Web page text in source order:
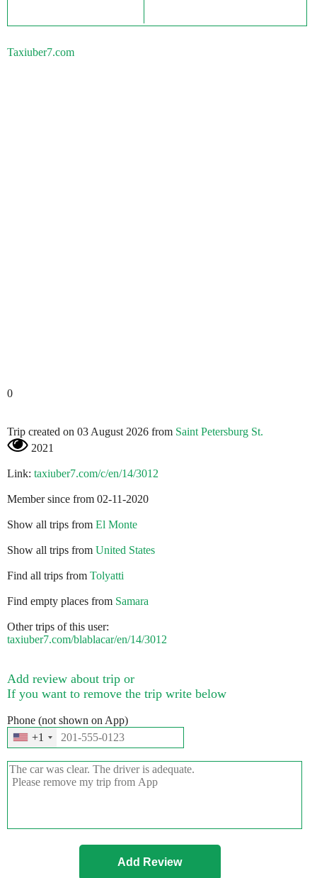
Taxiuber7.com
0
Trip created on 03 August 2026 from Saint Petersburg St.
2021
Link: taxiuber7.com/c/en/14/3012
Member since from 02-11-2020
Show all trips from El Monte
Show all trips from United States
Find all trips from Tolyatti
Find empty places from Samara
Other trips of this user:
taxiuber7.com/blablacar/en/14/3012
Add review about trip or
If you want to remove the trip write below
Phone (not shown on App)
+1